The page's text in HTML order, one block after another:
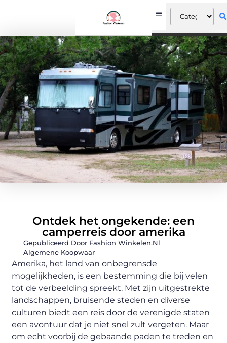
Ontdek het ongekende: een
camperreis door amerika
Gepubliceerd Door Fashion Winkelen.nl
Algemene Koopwaar
Amerika, het land van onbegrensde
mogelijkheden, is een bestemming die bij velen
tot de verbeelding spreekt. Met zijn uitgestrekte
landschappen, bruisende steden en diverse
culturen biedt een reis door de verenigde staten
een avontuur dat je niet snel zult vergeten. Maar
om echt voorbij de gebaande paden te treden en